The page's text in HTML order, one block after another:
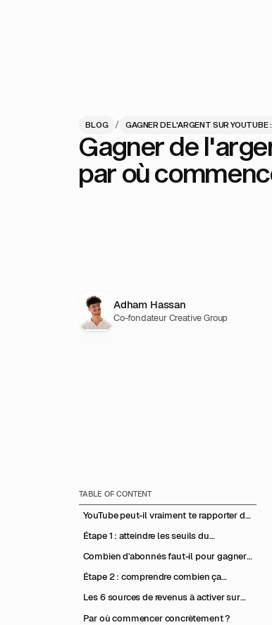
BLOG / GAGNER DE L'ARGENT SUR
Gagner de
par où
Adham Hassan
Co-fondateur Creative Group
TABLE OF CONTENT
YouTube peut-il vraiment te rapporter de
Étape 1 : atteindre les seuils du
Combien d'abonnés faut-il pour gagner
Étape 2 : comprendre combien ça
Les 6 sources de revenus à activer sur
Par où commencer concrètement ?